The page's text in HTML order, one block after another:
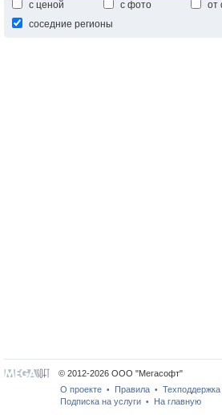
с ценой с фото
от
соседние регионы
© 2012-2026 ООО "Мегасофт"
О проекте • Правила • Техподдержка
Подписка на услуги • На главную